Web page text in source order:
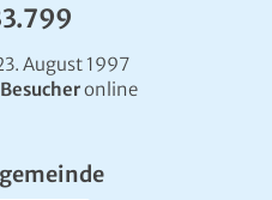
August 1997
online